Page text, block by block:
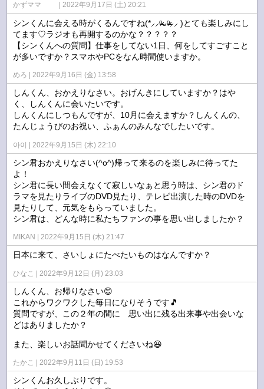
かずママ 2022年9月17日 (土) 20:21
シンくんに会える時がくるんですね(*⸝⸝ᵒ̴̶̷ᴗᵒ̴̶̷⸝⸝ )とても楽しみにし
てます♡ラジオも再開するのかな？？？？？
【シンくんへの質問】仕事をしてない1日、何をしてすごすこと
が多いですか？スマホやPCをなん時間使いますか。
めろ 2022年9月16日 (金) 13:58
しんくん、おかえりなさい。おげんきにしていますか？はや
く、しんくんに会いたいです。
しんくんにしつもんですが、10月に会えますか？しんくんの、
たんじょうびのお祝い、ふぁんのみんなでしたいです。
아이 2022年9月15日 (木) 22:10
シン君おかえりなさい(^o^)帰って来るのを楽しみに待ってた
よ！
シン君に長い間会えなくて寂しいなぁと思う時は、シン君のド
ラマを見たりライブのDVD見たり、テレビ出演した時のDVDを
見たりして、元気をもらっていました。
シン君は、どんな時に私たちファンの事を思い出しましたか？
MIKAN 2022年9月15日 (木) 21:47
日本に来て、さいしょにたべたいものはなんですか？
ひなこ 2022年9月12日 (月) 23:03
しんくん、お帰りなさい😊
これからワクワクした毎日になりそうです🎵
質問ですが、この２年の間に 思い出に残る出来事や出会いな
どはありましたか？
また、楽しいお話聞かせてくださいね😆
たかこ 2022年9月11日 (日) 19:53
シンくんお久しぶりです。